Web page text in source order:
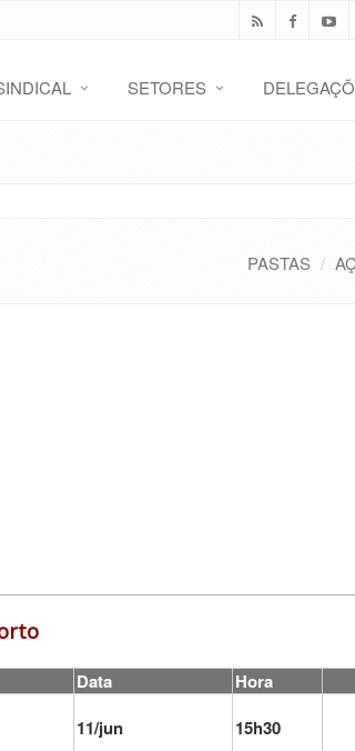
SETORES
PASTAS
Data
Hora
11/jun 15h30